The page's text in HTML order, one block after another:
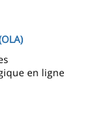
en ligne